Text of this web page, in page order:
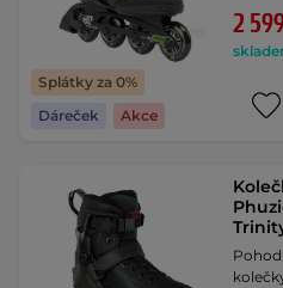
Splátky za 0%
Dáreček
Akce
2